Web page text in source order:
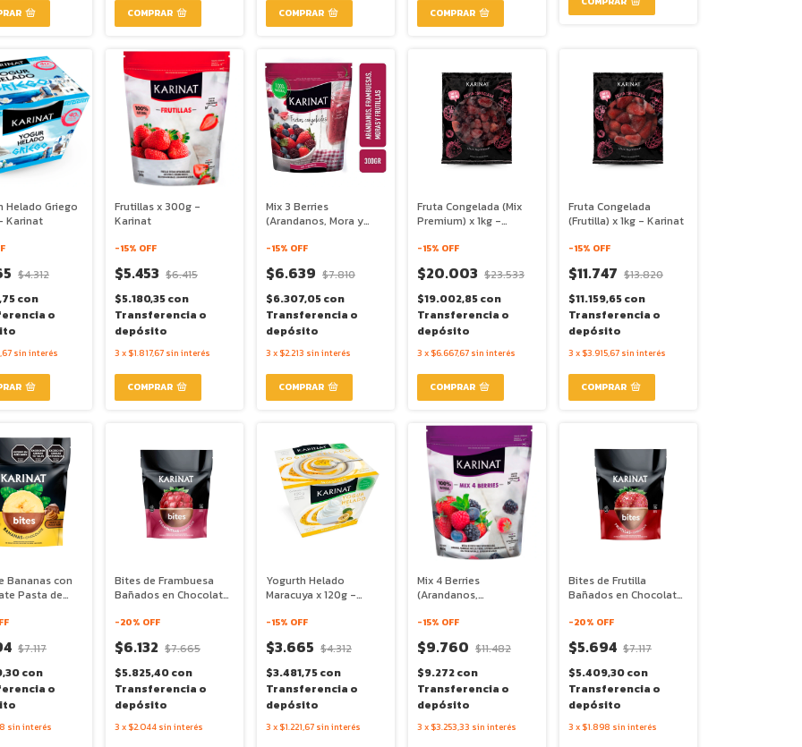
Helado Griego
Karinat
$4.312
con
o
sin interés
Frutillas x 300g -
Karinat
-15% OFF
$5.453 $6.415
$5.180,35con
Transferencia o
depósito
3 x $1.817,67 sin interés
Mix 3 Berries
(Arandanos, Mora y
Karinat
-15% OFF
$6.639 $7.810
$6.307,05con
Transferencia o
depósito
3 x $2.213 sin interés
Fruta Congelada (Mix
Premium) x 1kg -
-15% OFF
$20.003 $23.533
$19.002,85con
Transferencia o
depósito
3 x $6.667,67 sin interés
Fruta Congelada
(Frutilla) x 1kg - Karinat
-15% OFF
$11.747 $13.820
$11.159,65con
Transferencia o
depósito
3 x $3.915,67 sin interés
Bananas con
Pasta de
$7.117
con
o
sin interés
Bites de Frambuesa
Bañados en Chocolate
-20% OFF
$6.132 $7.665
$5.825,40con
Transferencia o
depósito
3 x $2.044 sin interés
Yogurth Helado
Maracuya x 120g -
-15% OFF
$3.665 $4.312
$3.481,75con
Transferencia o
depósito
3 x $1.221,67 sin interés
Mix 4 Berries
(Arandanos,
Moras) x 400g - Karinat
-15% OFF
$9.760 $11.482
$9.272con
Transferencia o
depósito
3 x $3.253,33 sin interés
Bites de Frutilla
Bañados en Chocolate
-20% OFF
$5.694 $7.117
$5.409,30con
Transferencia o
depósito
3 x $1.898 sin interés